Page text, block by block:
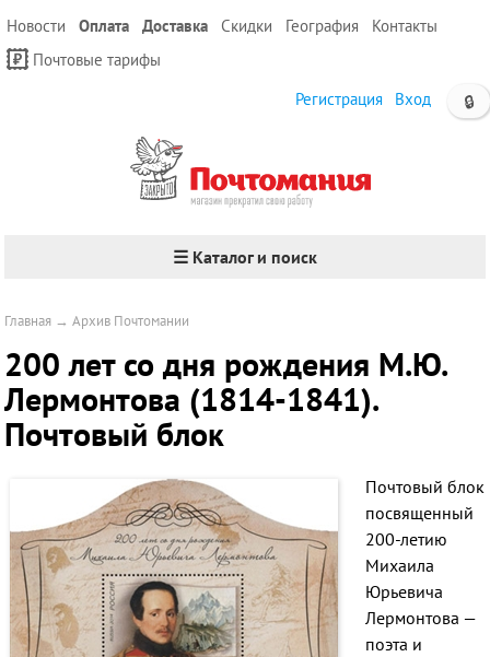
Новости Оплата Доставка Скидки География
Контакты
Почтовые тарифы
🔒
Регистрация Вход
☰ Каталог и поиск
Главная →Архив Почтомании
200 лет со дня рождения М.Ю.
Лермонтова (1814-1841).
Почтовый блок
Почтовый блок
посвященный
200-летию
Михаила
Юрьевича
Лермонтова —
поэта и